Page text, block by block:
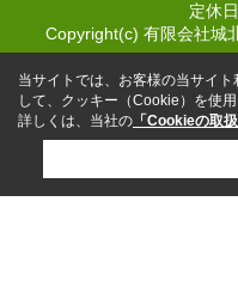
定休日
Copyright(c) 有限会社城
当サイトでは、お客様の当サイ
して、クッキー（Cookie）を使用
詳しくは、当社の 「Cookieの取